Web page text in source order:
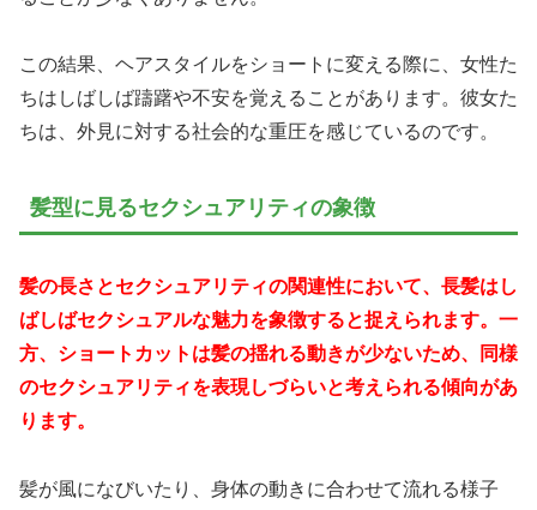
この結果、ヘアスタイルをショートに変える際に、女性た
ちはしばしば躊躇や不安を覚えることがあります。彼女た
ちは、外見に対する社会的な重圧を感じているのです。
髪型に見るセクシュアリティの象徴
髪の長さとセクシュアリティの関連性において、長髪はし
ばしばセクシュアルな魅力を象徴すると捉えられます。一
方、ショートカットは髪の揺れる動きが少ないため、同様
のセクシュアリティを表現しづらいと考えられる傾向があ
ります。
髪が風になびいたり、身体の動きに合わせて流れる様子